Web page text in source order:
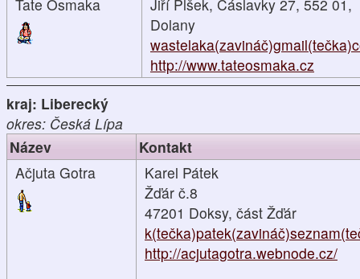
Tate Osmaka
Jiří Plšek, Čáslavky 27, 552 01,
Dolany
http://www.tateosmaka.cz
kraj: Liberecký
okres: Česká Lípa
Název
Kontakt
Ačjuta Gotra
Karel Pátek
Žďár č.8
47201 Doksy, část Žďár
http://acjutagotra.webnode.cz/